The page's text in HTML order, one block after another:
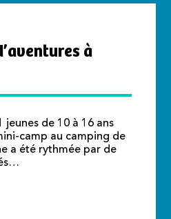
à
jeunes de 10 à 16 ans
camp au camping de
a été rythmée par de